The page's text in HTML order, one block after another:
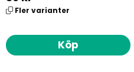
Fler varianter
Köp